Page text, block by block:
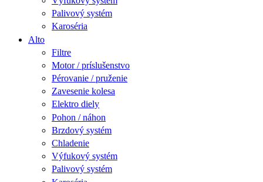
Palivový systém
Karoséria
Alto
Filtre
Motor / príslušenstvo
Pérovanie / pruženie
Zavesenie kolesa
Elektro diely
Pohon / náhon
Brzdový systém
Chladenie
Výfukový systém
Palivový systém